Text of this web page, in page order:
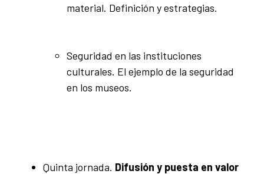
material. Definición y estrategias.
Seguridad en las instituciones
culturales. El ejemplo de la seguridad
en los museos.
Quinta jornada. Difusión y puesta en valor